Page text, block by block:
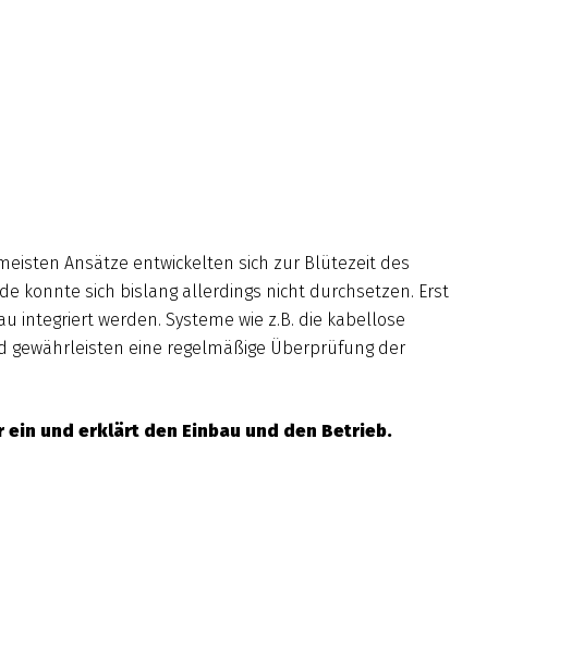
Ansätze entwickelten sich zur Blütezeit des
konnte sich bislang allerdings nicht durchsetzen. Erst
integriert werden. Systeme wie z.B. die kabellose
gewährleisten eine regelmäßige Überprüfung der
und erklärt den Einbau und den Betrieb.